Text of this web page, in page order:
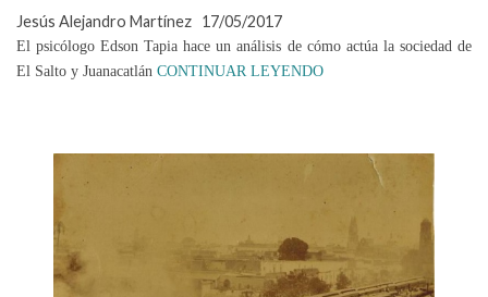
Jesús Alejandro Martínez 17/05/2017
El psicólogo Edson Tapia hace un análisis de cómo actúa la sociedad de
El Salto y Juanacatlán CONTINUAR LEYENDO